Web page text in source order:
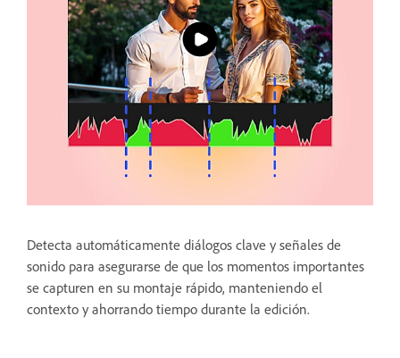
Detecta automáticamente diálogos clave y señales de
sonido para asegurarse de que los momentos importantes
se capturen en su montaje rápido, manteniendo el
contexto y ahorrando tiempo durante la edición.